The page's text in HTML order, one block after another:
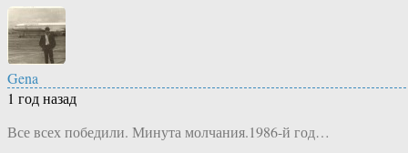
Gena
1 год назад
Все всех победили. Минута молчания.1986-й год…